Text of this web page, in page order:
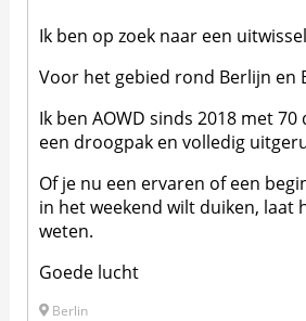
Ik ben op zoek naar een
Voor het gebied rond Berlijn en
Ik ben AOWD sinds 2018 met
een droogpak en volledig
Of je nu een ervaren of een
in het weekend wilt duiken, laat
weten.
Goede lucht
Berlin